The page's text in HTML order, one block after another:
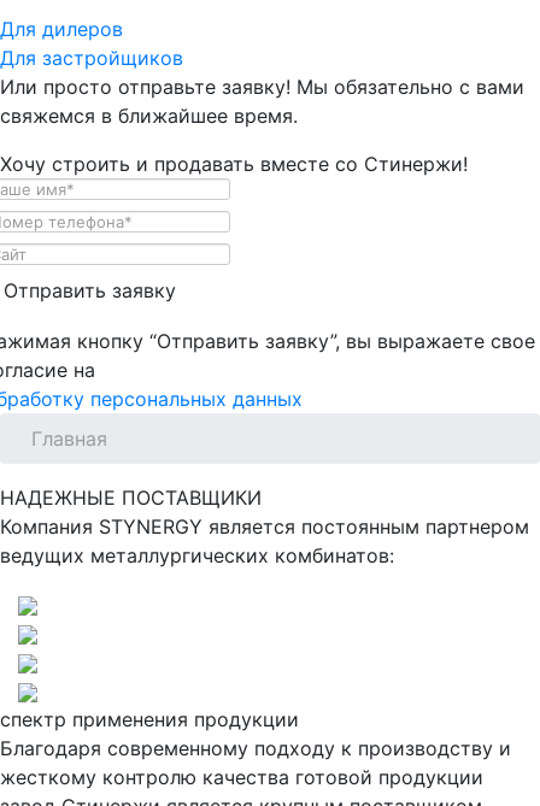
Для дилеров
Для застройщиков
Или просто отправьте заявку! Мы обязательно с вами
свяжемся в ближайшее время.
Хочу строить и продавать вместе со Стинержи!
Отправить заявку
кнопку “Отправить заявку”, вы выражаете свое
на
персональных данных
Главная
НАДЕЖНЫЕ ПОСТАВЩИКИ
Компания STYNERGY является постоянным партнером
ведущих металлургических комбинатов:
спектр применения продукции
Благодаря современному подходу к производству и
жесткому контролю качества готовой продукции